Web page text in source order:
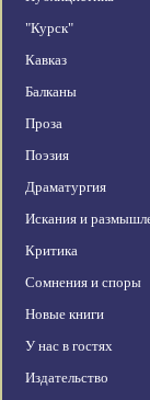
"Курск"
Кавказ
Балканы
Проза
Поэзия
Драматургия
Искания и
Критика
Сомнения и споры
Новые книги
У нас в гостях
Издательство